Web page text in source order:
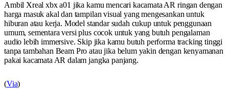
Ambil Xreal xbx a01 jika kamu mencari kacamata AR ringan dengan
harga masuk akal dan tampilan visual yang mengesankan untuk
hiburan atau kerja. Model standar sudah cukup untuk penggunaan
umum, sementara versi plus cocok untuk yang butuh pengalaman
audio lebih immersive. Skip jika kamu butuh performa tracking tinggi
tanpa tambahan Beam Pro atau jika belum yakin dengan kenyamanan
pakai kacamata AR dalam jangka panjang.
(Via)